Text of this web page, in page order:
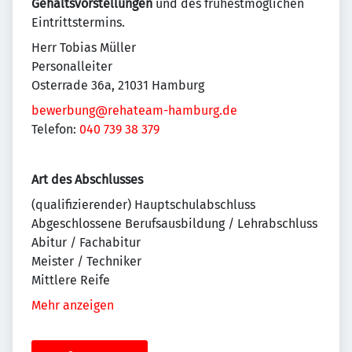
Gehaltsvorstellungen und des frühestmöglichen
Eintrittstermins.
Herr Tobias Müller
Personalleiter
Osterrade 36a, 21031 Hamburg
bewerbung@rehateam-hamburg.de
Telefon: 040 739 38 379
Art des Abschlusses
(qualifizierender) Hauptschulabschluss
Abgeschlossene Berufsausbildung / Lehrabschluss
Abitur / Fachabitur
Meister / Techniker
Mittlere Reife
Mehr anzeigen